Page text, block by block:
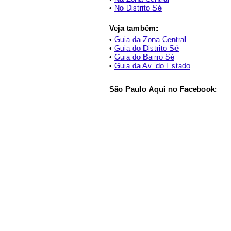
• No Distrito Sé
Veja também:
• Guia da Zona Central
• Guia do Distrito Sé
• Guia do Bairro Sé
• Guia da Av. do Estado
São Paulo Aqui no Facebook: